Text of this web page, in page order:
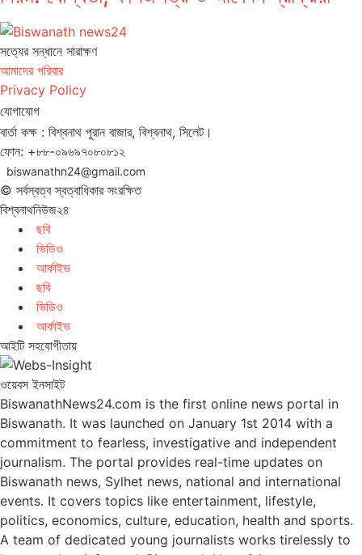
সত‌্যের সন্ধানে সারাক্ষণ
আমাদের পরিবার
Privacy Policy
যোগাযোগ
বার্তা কক্ষ : বিশ্বনাথ পুরান বাজার, বিশ্বনাথ, সিলেট।
ফোন: +৮৮-০৯৬৯৭০৮০৮১২
biswanathn24@gmail.com
© সর্বস্বত্ব স্বত্বাধিকার সংরক্ষিত
বিশ্বনাথনিউজ২৪
ছবি
ভিডিও
আর্কাইভ
ছবি
ভিডিও
আর্কাইভ
আইটি সহযোগীতায়
ওয়েবস ইনসাইট
BiswanathNews24.com is the first online news portal in
Biswanath. It was launched on January 1st 2014 with a
commitment to fearless, investigative and independent
journalism. The portal provides real-time updates on
Biswanath news, Sylhet news, national and international
events. It covers topics like entertainment, lifestyle,
politics, economics, culture, education, health and sports.
A team of dedicated young journalists works tirelessly to